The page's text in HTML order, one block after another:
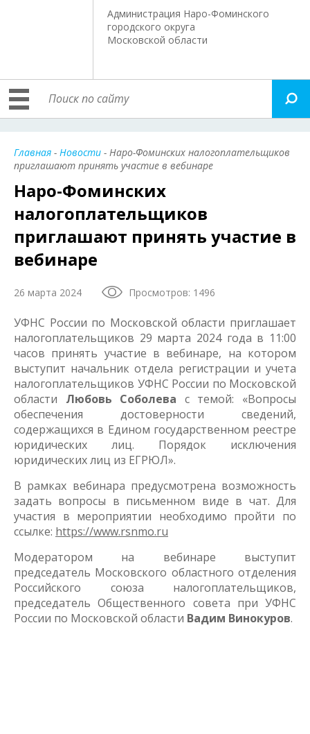
Администрация Наро-Фоминского
городского округа
Московской области
Главная - Новости - Наро-Фоминских налогоплательщиков
приглашают принять участие в вебинаре
Наро-Фоминских
налогоплательщиков
приглашают принять участие в
вебинаре
26 марта 2024 Просмотров: 1496
УФНС России по Московской области приглашает
налогоплательщиков 29 марта 2024 года в 11:00
часов принять участие в вебинаре, на котором
выступит начальник отдела регистрации и учета
налогоплательщиков УФНС России по Московской
области Любовь Соболева с темой: «Вопросы
обеспечения достоверности сведений,
содержащихся в Едином государственном реестре
юридических лиц. Порядок исключения
юридических лиц из ЕГРЮЛ».
В рамках вебинара предусмотрена возможность
задать вопросы в письменном виде в чат. Для
участия в мероприятии необходимо пройти по
ссылке: https://www.rsnmo.ru
Модератором на вебинаре выступит
председатель Московского областного отделения
Российского союза налогоплательщиков,
председатель Общественного совета при УФНС
России по Московской области Вадим Винокуров.